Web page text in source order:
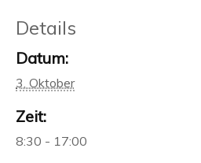
Details
Datum:
3. Oktober
Zeit:
8:30 - 17:00